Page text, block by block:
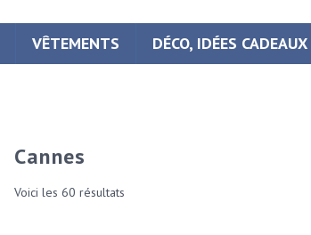
VÊTEMENTS DÉCO, IDÉES CADEAUX
Cannes
Voici les 60 résultats